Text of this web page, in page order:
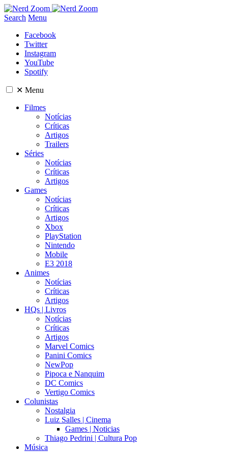
Search Menu
Facebook
Twitter
Instagram
YouTube
Spotify
✕ Menu
Filmes
Notícias
Críticas
Artigos
Trailers
Séries
Notícias
Críticas
Artigos
Games
Notícias
Críticas
Artigos
Xbox
PlayStation
Nintendo
Mobile
E3 2018
Animes
Notícias
Críticas
Artigos
HQs | Livros
Notícias
Críticas
Artigos
Marvel Comics
Panini Comics
NewPop
Pipoca e Nanquim
DC Comics
Vertigo Comics
Colunistas
Nostalgia
Luiz Salles | Cinema
Games | Noticias
Thiago Pedrini | Cultura Pop
Música